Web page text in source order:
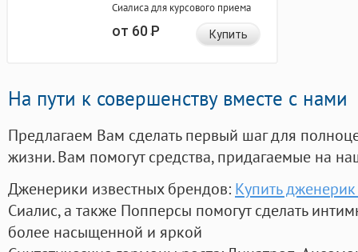
Сиалиса для курсового приема
от 60Р Купить
На пути к совершенству вместе с нами
Предлагаем Вам сделать первый шаг для
жизни. Вам помогут средства, придагаемые на
Дженерики известных брендов: Купить
Сиалис, а также Попперсы помогут сделать
более насыщенной и яркой